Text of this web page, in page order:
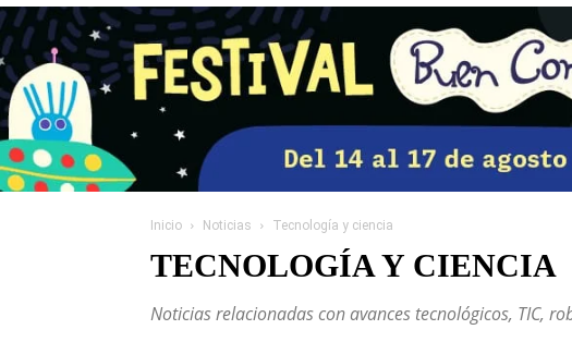
Inicio Noticias Tecnología y ciencia
TECNOLOGÍA Y CIENCIA
Noticias relacionadas con avances tecnológicos, TIC,